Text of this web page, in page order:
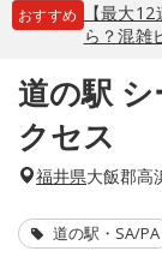
おすすめ
【最大
ら？混雑
道の駅
クセス
福井県大飯郡高
道の駅・SA/PA